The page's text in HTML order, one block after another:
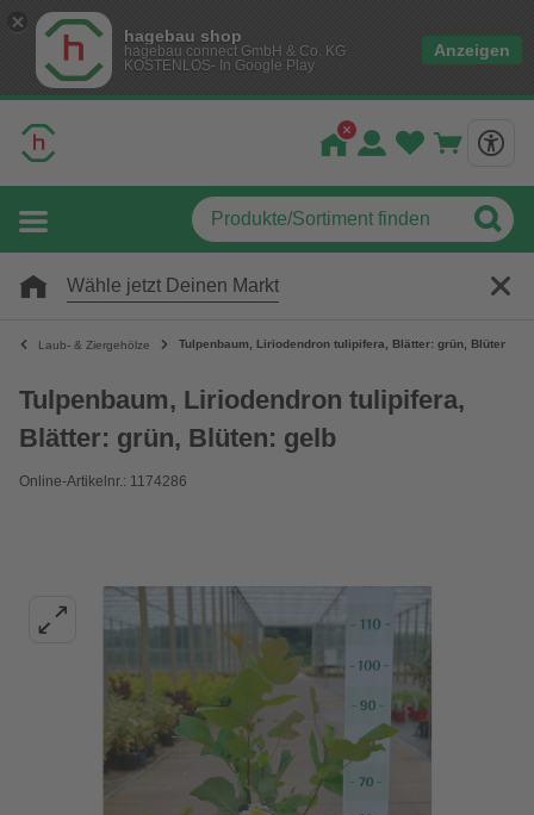
hagebau shop
hagebau connect GmbH & Co. KG
KOSTENLOS- In Google Play
Anzeigen
Wähle jetzt Deinen Markt
Laub- & Ziergehölze Tulpenbaum, Liriodendron tulipifera, Blätter: grün, Blüten:
Tulpenbaum, Liriodendron tulipifera,
Blätter: grün, Blüten: gelb
Online-Artikelnr.: 1174286